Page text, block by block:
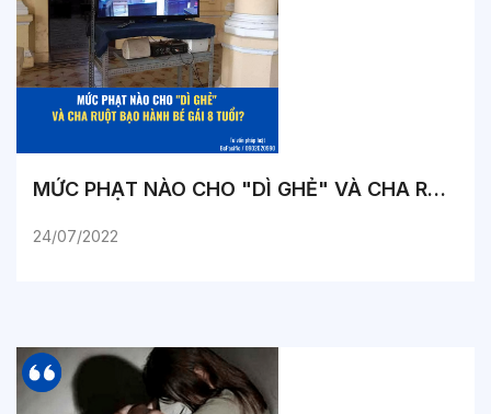
MỨC PHẠT NÀO CHO "DÌ GHẺ" VÀ CHA RUỘT BẠO HÀNH BÉ GÁI 8 TUỔI?
24/07/2022